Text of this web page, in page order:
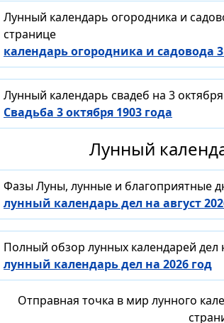
Лунный календарь огородника и
странице
календарь огородника и садовода 3
Лунный календарь свадеб на 3
Свадьба 3 октября 1903 года
Лунный
Фазы Луны, лунные и благоприятные
лунный календарь дел на август
Полный обзор лунных календарей дел
лунный календарь дел на 2026 год
Отправная точка в мир лунного